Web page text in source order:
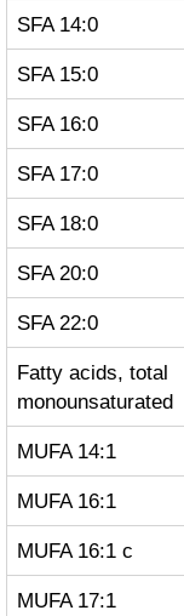
SFA 14:0
SFA 15:0
SFA 16:0
SFA 17:0
SFA 18:0
SFA 20:0
SFA 22:0
Fatty acids, total
monounsaturated
MUFA 14:1
MUFA 16:1
MUFA 16:1 c
MUFA 17:1